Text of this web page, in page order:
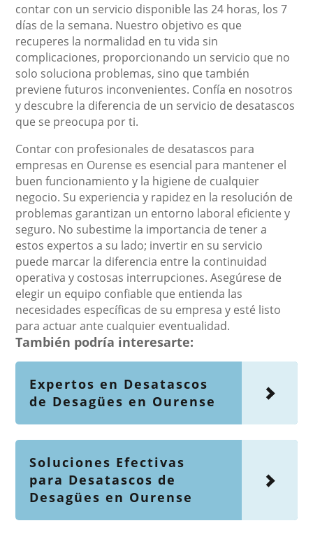
contar con un servicio disponible las 24 horas, los 7
días de la semana. Nuestro objetivo es que
recuperes la normalidad en tu vida sin
complicaciones, proporcionando un servicio que no
solo soluciona problemas, sino que también
previene futuros inconvenientes. Confía en nosotros
y descubre la diferencia de un servicio de desatascos
que se preocupa por ti.
Contar con profesionales de desatascos para
empresas en Ourense es esencial para mantener el
buen funcionamiento y la higiene de cualquier
negocio. Su experiencia y rapidez en la resolución de
problemas garantizan un entorno laboral eficiente y
seguro. No subestime la importancia de tener a
estos expertos a su lado; invertir en su servicio
puede marcar la diferencia entre la continuidad
operativa y costosas interrupciones. Asegúrese de
elegir un equipo confiable que entienda las
necesidades específicas de su empresa y esté listo
para actuar ante cualquier eventualidad.
También podría interesarte:
Expertos en Desatascos
de Desagües en Ourense
Soluciones Efectivas
para Desatascos de
Desagües en Ourense